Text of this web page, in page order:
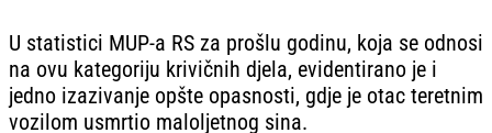
U statistici MUP-a RS za prošlu godinu, koja se odnosi
na ovu kategoriju krivičnih djela, evidentirano je i
jedno izazivanje opšte opasnosti, gdje je otac teretnim
vozilom usmrtio maloljetnog sina.